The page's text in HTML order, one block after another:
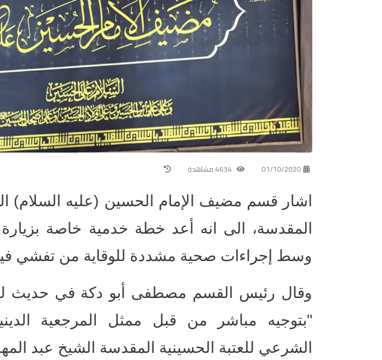
01/10/2020
اشار قسم مضيف الإمام الحسين (عليه السلام)
المقدسة، الى انه أعد خطة خدمية خاصة بزيارة
وسط إجراءات صحية مشددة للوقاية من تفشي
وقال رئيس القسم مصطفى أبو دكة في حديث
"بتوجيه مباشر من قبل ممثل المرجعية
الشرعي للعتبة الحسينية المقدسة الشيخ عبد